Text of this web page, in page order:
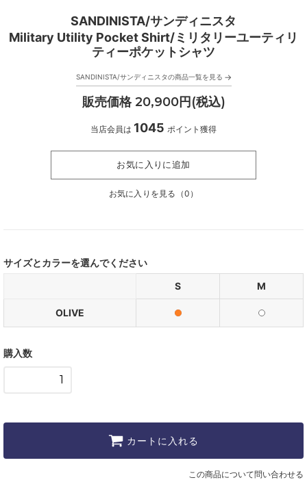
SANDINISTA/サンディニスタ
Military Utility Pocket Shirt/ミリタリーユーティリ
ティーポケットシャツ
SANDINISTA/サンディニスタの商品一覧を見る →
販売価格 20,900円(税込)
当店会員は 1045 ポイント獲得
お気に入りに追加
お気に入りを見る（0 ）
サイズとカラーを選んでください
S
M
OLIVE
購入数
カートに入れる
この商品について問い合わせる